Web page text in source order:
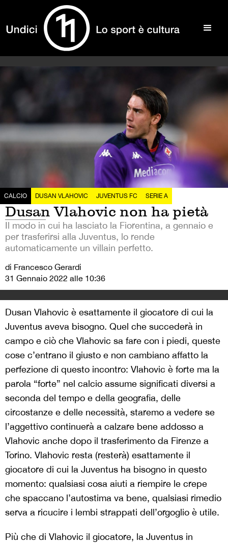
CALCIO DUSAN VLAHOVIC JUVENTUS FC SERIE A
Dusan Vlahovic non ha pietà
Il modo in cui ha lasciato la Fiorentina, a gennaio e
per trasferirsi alla Juventus, lo rende
automaticamente un villain perfetto.
di Francesco Gerardi
31 Gennaio 2022 alle 10:36
Dusan Vlahovic è esattamente il giocatore di cui la
Juventus aveva bisogno. Quel che succederà in
campo e ciò che Vlahovic sa fare con i piedi, queste
cose c’entrano il giusto e non cambiano affatto la
perfezione di questo incontro: Vlahovic è forte ma la
parola “forte” nel calcio assume significati diversi a
seconda del tempo e della geografia, delle
circostanze e delle necessità, staremo a vedere se
l’aggettivo continuerà a calzare bene addosso a
Vlahovic anche dopo il trasferimento da Firenze a
Torino. Vlahovic resta (resterà) esattamente il
giocatore di cui la Juventus ha bisogno in questo
momento: qualsiasi cosa aiuti a riempire le crepe
che spaccano l’autostima va bene, qualsiasi rimedio
serva a ricucire i lembi strappati dell’orgoglio è utile.
Più che di Vlahovic il giocatore, la Juventus in